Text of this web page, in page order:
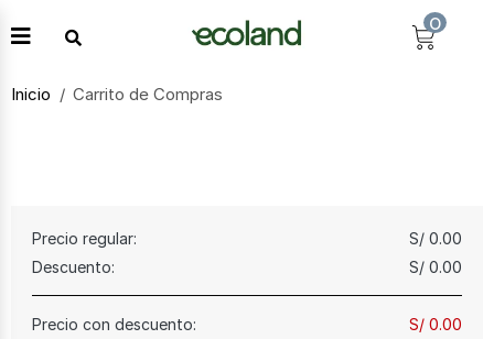
0
Inicio Carrito de Compras
Precio regular:
S/ 0.00
Descuento:
S/ 0.00
Precio con descuento: S/ 0.00